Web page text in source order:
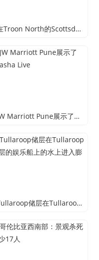
在Troon North的Scottsdale四季度假酒店庆祝Eggceptional复活节
JW Marriott Pune展示了Paasha Live
Tullaroop储层在Tullaroop储层的娱乐船上的水上进入膨胀